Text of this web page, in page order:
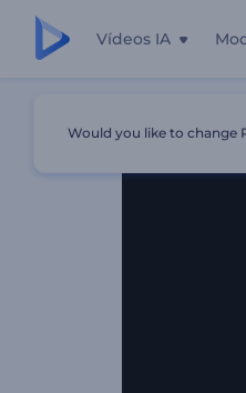
Vídeos IA
Would you like to change